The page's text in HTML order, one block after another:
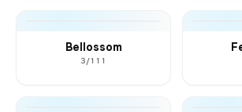
Bellossom
3/111